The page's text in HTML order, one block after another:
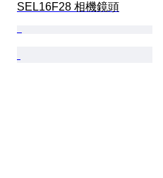
SEL16F28 相機鏡頭